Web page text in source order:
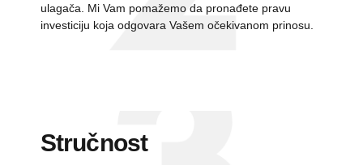
ulagača. Mi Vam pomažemo da pronađete pravu
investiciju koja odgovara Vašem očekivanom prinosu.
Stručnost